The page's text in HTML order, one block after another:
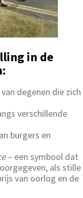
in de
degenen die zich
verschillende
burgers en
– een symbool dat
als stille
van oorlog en de